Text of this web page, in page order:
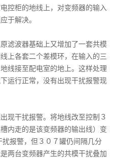
控柜的地线上，对变频器的输入
于解决。
滤波器基础上又增加了一套共模
上各套二个差模环，在输入的三
线接至配电室的地上。这样处理
运行正常，没有出现干扰报警现
现干扰报警。将地线改至控制３
内走的是该变频器的输出线）变
报警，但３０７罐仍间隔几分
两台变频器产生的共模干扰叠加